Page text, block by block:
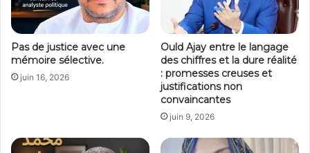
Pas de justice avec une
mémoire sélective.
juin 16, 2026
Ould Ajay entre le langage
des chiffres et la dure réalité
: promesses creuses et
justifications non
convaincantes
juin 9, 2026